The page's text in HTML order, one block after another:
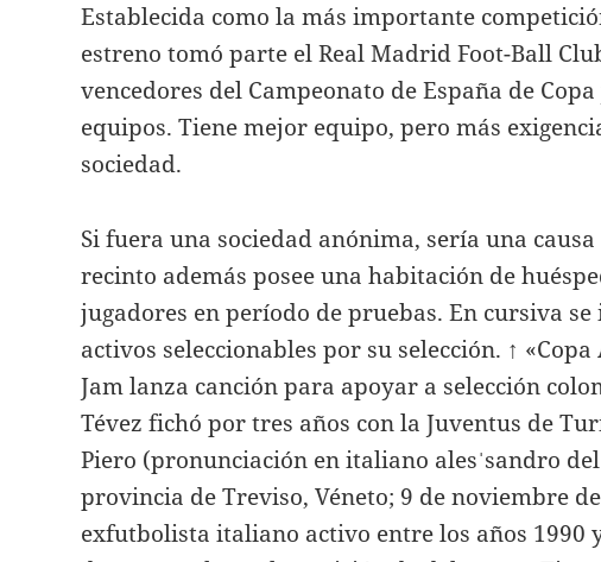
Establecida como la más importante
estreno tomó parte el Real Madrid Foot-Ball
vencedores del Campeonato de España de
equipos. Tiene mejor equipo, pero más
sociedad.
Si fuera una sociedad anónima, sería una
recinto además posee una habitación de
jugadores en período de pruebas. En cursiva
activos seleccionables por su selección. ↑
Jam lanza canción para apoyar a selección
Tévez fichó por tres años con la Juventus de
Piero (pronunciación en italiano alesˈsandro del
provincia de Treviso, Véneto; 9 de noviembre
exfutbolista italiano activo entre los años 1990